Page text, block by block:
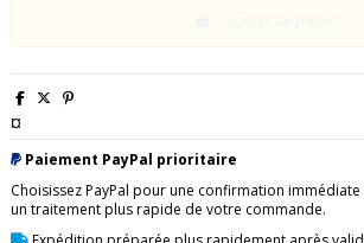
¤
Paiement PayPal prioritaire
Choisissez PayPal pour une confirmation
un traitement plus rapide de votre commande.